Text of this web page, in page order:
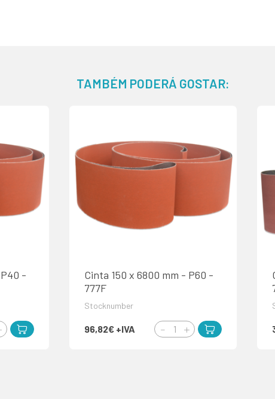
TAMBÉM PODERÁ GOSTAR:
-
Cinta 150 x 6800 mm - P60 -
777F
Stocknumber
96,82€ +IVA